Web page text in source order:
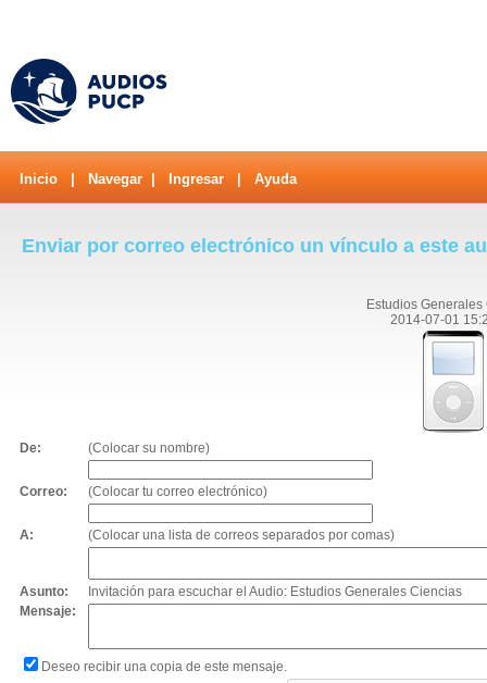
Inicio Navegar Ingresar Ayuda
Enviar por correo electrónico un vínculo a este
Estudios Generales
2014-07-01
De: (Colocar su nombre)
Correo: (Colocar tu correo electrónico)
A: (Colocar una lista de correos separados por comas)
Asunto:
Invitación para escuchar el Audio: Estudios Generales Ciencias
Mensaje:
Deseo recibir una copia de este mensaje.